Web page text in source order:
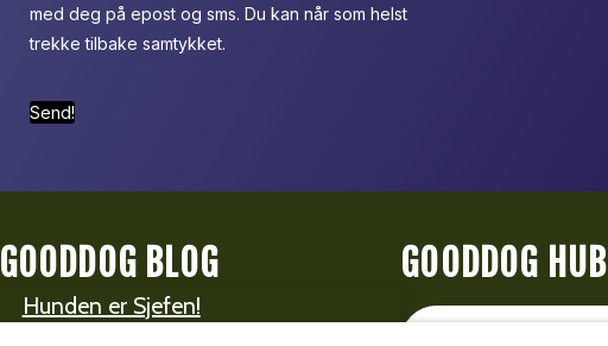
med deg på epost og sms. Du kan når som helst
trekke tilbake samtykket.
Send!
GOODDOG BLOG
Hunden er Sjefen!
GOODDOG HUB